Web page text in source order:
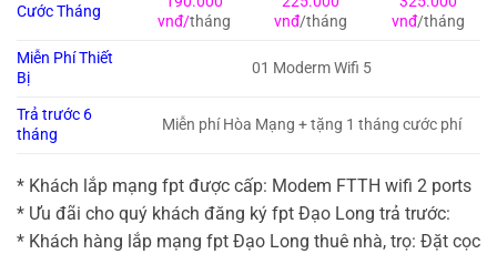
Cước Tháng
vnđ/tháng
vnđ/tháng
vnđ/tháng
Miễn Phí Thiết
Bị
01 Moderm Wifi 5
Trả trước 6
tháng
Miễn phí Hòa Mạng + tặng 1 tháng cước phí
* Khách lắp mạng fpt được cấp: Modem FTTH wifi 2 ports
* Ưu đãi cho quý khách đăng ký fpt Đạo Long trả trước:
* Khách hàng lắp mạng fpt Đạo Long thuê nhà, trọ: Đặt cọc